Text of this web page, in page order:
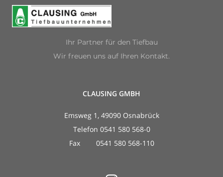
Ihr Partner für den Tiefbau
Wir freuen uns auf Ihren Kontakt.
CLAUSING GMBH
Emsweg 1, 49090 Osnabrück
Telefon 0541 580 568-0
Fax 0541 580 568-110